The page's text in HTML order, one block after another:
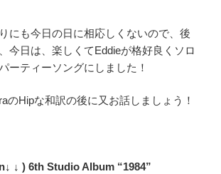
にも今日の日に相応しくないので、後
今日は、楽しくてEddieが格好良くソロ
ーティーソングにしました！
のHipな和訳の後に又お話しましょう！
↓ ) 6th Studio Album “1984”